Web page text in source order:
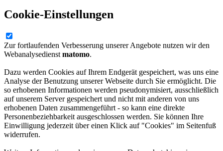
Cookie-Einstellungen
Zur fortlaufenden Verbesserung unserer Angebote nutzen wir den
Webanalysedienst matomo.
Dazu werden Cookies auf Ihrem Endgerät gespeichert, was uns eine
Analyse der Benutzung unserer Webseite durch Sie ermöglicht. Die
so erhobenen Informationen werden pseudonymisiert, ausschließlich
auf unserem Server gespeichert und nicht mit anderen von uns
erhobenen Daten zusammengeführt - so kann eine direkte
Personenbeziehbarkeit ausgeschlossen werden. Sie können Ihre
Einwilligung jederzeit über einen Klick auf "Cookies" im Seitenfuß
widerrufen.